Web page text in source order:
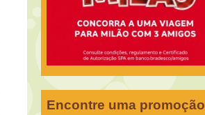
Encontre uma promoção